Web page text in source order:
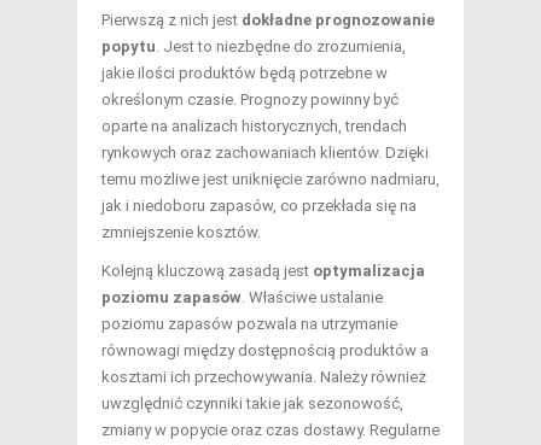
Pierwszą z nich jest dokładne prognozowanie
popytu . Jest to niezbędne do zrozumienia,
jakie ilości produktów będą potrzebne w
określonym czasie. Prognozy powinny być
oparte na analizach historycznych, trendach
rynkowych oraz zachowaniach klientów. Dzięki
temu możliwe jest uniknięcie zarówno nadmiaru,
jak i niedoboru zapasów, co przekłada się na
zmniejszenie kosztów.
Kolejną kluczową zasadą jest optymalizacja
poziomu zapasów . Właściwe ustalanie
poziomu zapasów pozwala na utrzymanie
równowagi między dostępnością produktów a
kosztami ich przechowywania. Należy również
uwzględnić czynniki takie jak sezonowość,
zmiany w popycie oraz czas dostawy. Regularne